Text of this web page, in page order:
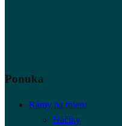
Ponuka
Rámy na mieru
Háčiky